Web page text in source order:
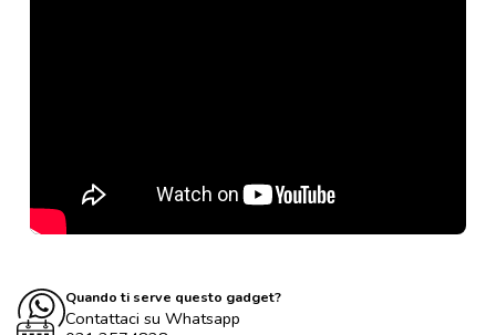
Quando ti serve questo gadget?
Contattaci su Whatsapp